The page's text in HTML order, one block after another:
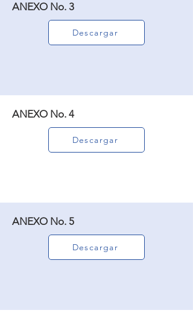
ANEXO No. 3
Descargar
ANEXO No. 4
Descargar
ANEXO No. 5
Descargar